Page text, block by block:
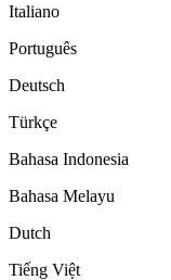
Italiano
Português
Deutsch
Türkçe
Bahasa Indonesia
Bahasa Melayu
Dutch
Tiếng Việt